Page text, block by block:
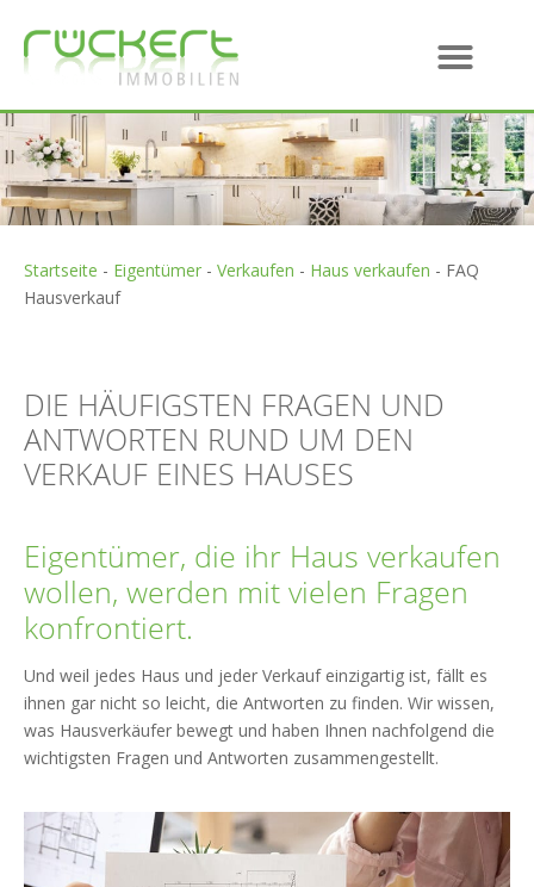
Startseite - Eigentümer - Verkaufen - Haus verkaufen - FAQ
Hausverkauf
DIE HÄUFIGSTEN FRAGEN UND
ANTWORTEN RUND UM DEN
VERKAUF EINES HAUSES
Eigentümer, die ihr Haus verkaufen
wollen, werden mit vielen Fragen
konfrontiert.
Und weil jedes Haus und jeder Verkauf einzigartig ist, fällt es
ihnen gar nicht so leicht, die Antworten zu finden. Wir wissen,
was Hausverkäufer bewegt und haben Ihnen nachfolgend die
wichtigsten Fragen und Antworten zusammengestellt.